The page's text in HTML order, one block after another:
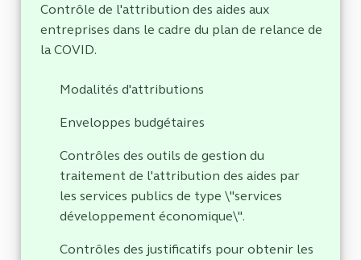
Contrôle de l'attribution des aides aux
entreprises dans le cadre du plan de relance de
la COVID.
Modalités d'attributions
Enveloppes budgétaires
Contrôles des outils de gestion du
traitement de l'attribution des aides par
les services publics de type \"services
développement économique\".
Contrôles des justificatifs pour obtenir les